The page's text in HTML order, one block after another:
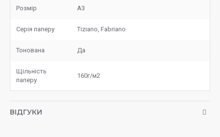
Розмір А3
Серія паперу Tiziano, Fabriano
Тонована Да
Щільність
паперу
160г/м2
ВІДГУКИ